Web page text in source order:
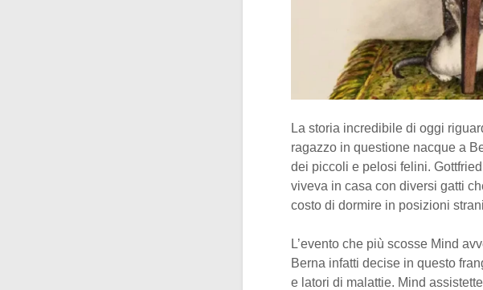
La storia incredibile di oggi
ragazzo in questione nacque a
dei piccoli e pelosi felini.
viveva in casa con diversi gatti
costo di dormire in posizioni
L’evento che più scosse Mind
Berna infatti decise in questo
e latori di malattie. Mind